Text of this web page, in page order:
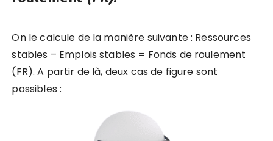
On le calcule de la manière suivante : Ressources
stables – Emplois stables = Fonds de roulement
(FR). A partir de là, deux cas de figure sont
possibles :